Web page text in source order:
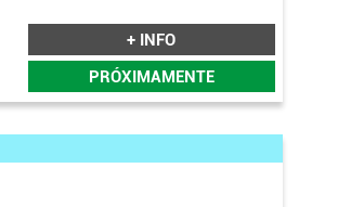
+ INFO
PRÓXIMAMENTE